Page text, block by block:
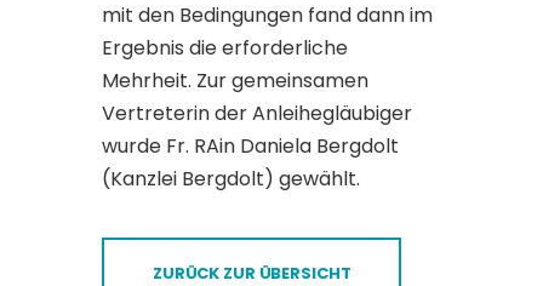
mit den Bedingungen fand dann im
Ergebnis die erforderliche
Mehrheit. Zur gemeinsamen
Vertreterin der Anleihegläubiger
wurde Fr. RAin Daniela Bergdolt
(Kanzlei Bergdolt) gewählt.
ZURÜCK ZUR ÜBERSICHT